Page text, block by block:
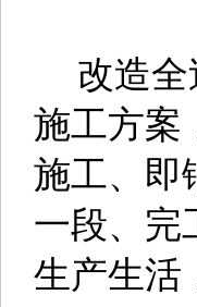
改造全
施工方案
施工、即
一段、完
生产生活